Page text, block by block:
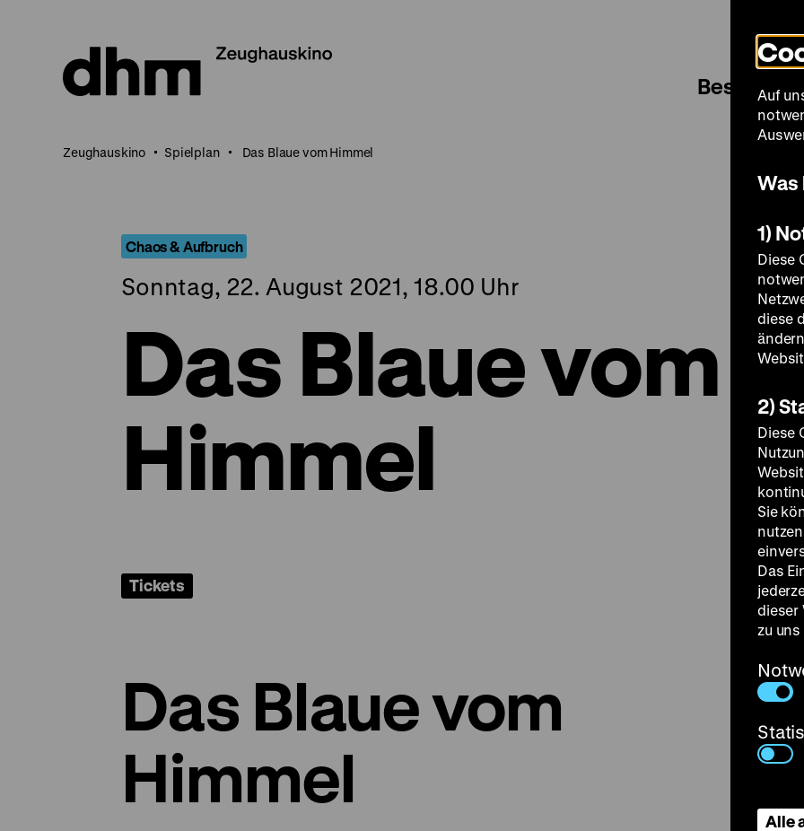
Seiteninhalt
springen
Besuch
Zeughauskino Spielplan Das Blaue vom Himmel
Chaos & Aufbruch
Sonntag, 22. August 2021, 18.00 Uhr
Das Blaue vom
Himmel
Tickets
Das Blaue vom
Himmel
Auf
Was
1)
Diese
diese
2)
Diese
Sie
Das
dieser
zu uns
Alle